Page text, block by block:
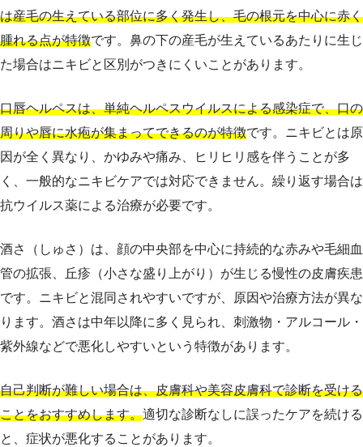
は産毛の生えている部位に多く発生し、毛の根元を中心に赤く
腫れる点が特徴です。鼻の下の産毛が生えているあたりに生じ
た場合はニキビと区別がつきにくいことがあります。
口唇ヘルペスは、単純ヘルペスウイルスによる感染症で、口の
周りや唇に水疱が集まってできるのが特徴です。ニキビとは原
因が全く異なり、かゆみや痛み、ヒリヒリ感を伴うことが多
く、一般的なニキビケアでは対応できません。繰り返す場合は
抗ウイルス薬による治療が必要です。
酒さ（しゅさ）は、顔の中央部を中心に持続的な赤みや毛細血
管の拡張、丘疹（小さな盛り上がり）が生じる慢性の皮膚疾患
です。ニキビと混同されやすいですが、原因や治療方法が異な
ります。酒さは中年以降に多く見られ、刺激物・アルコール・
紫外線などで悪化しやすいという特徴があります。
自己判断が難しい場合は、皮膚科や美容皮膚科で診断を受ける
ことをおすすめします。適切な診断なしに誤ったケアを続ける
と、症状が悪化することがあります。